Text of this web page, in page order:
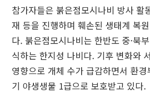
참가자들은 붉은점모시나비 방사 활
재 등을 진행하며 훼손된 생태계 복
다. 붉은점모시나비는 한반도 중·북
식하는 한지성 나비다. 기후 변화와
영향으로 개체 수가 급감하면서 환경
기 야생생물 1급으로 보호받고 있다.